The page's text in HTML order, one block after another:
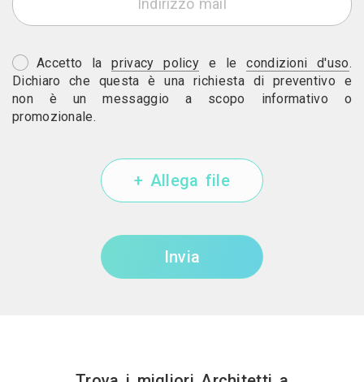
Accetto laprivacy policy e lecondizioni d'uso.
Dichiaro che questa è una richiesta di preventivo e
non è un messaggio a scopo informativo o
promozionale.
+ Allega file
Invia